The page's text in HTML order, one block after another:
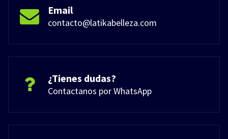
Email
contacto@latikabelleza.com
¿Tienes dudas?
Contactanos por WhatsApp